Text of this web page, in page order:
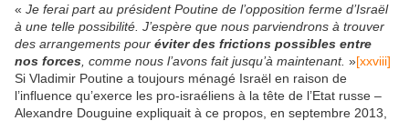
« Je ferai part au président Poutine de l’opposition ferme d’Israël
à une telle possibilité. J’espère que nous parviendrons à trouver
des arrangements pour éviter des frictions possibles entre
nos forces , comme nous l’avons fait jusqu’à maintenant. »[xxviii]
Si Vladimir Poutine a toujours ménagé Israël en raison de
l’influence qu’exerce les pro-israéliens à la tête de l’Etat russe –
Alexandre Douguine expliquait à ce propos, en septembre 2013,